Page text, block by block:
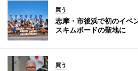
買う
志摩・市後浜で初のイ
スキムボードの聖地に
買う